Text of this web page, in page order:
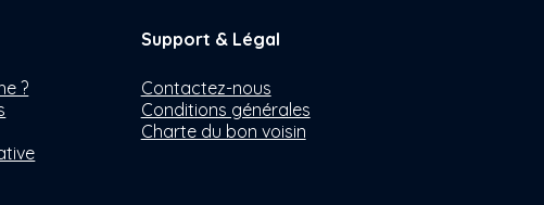
?
Support & Légal
Contactez-nous
Conditions générales
Charte du bon voisin